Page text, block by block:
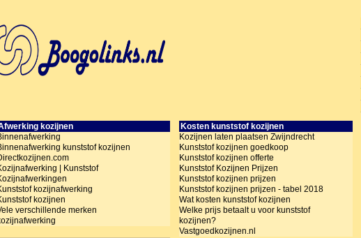
kozijnen
kunststof kozijnen
| Kunststof
kozijnafwerking
kozijnen
verschillende merken
Kosten kunststof kozijnen
Kozijnen laten plaatsen Zwijndrecht
Kunststof kozijnen goedkoop
Kunststof kozijnen offerte
Kunststof Kozijnen Prijzen
Kunststof kozijnen prijzen
Kunststof kozijnen prijzen - tabel 2018
Wat kosten kunststof kozijnen
Welke prijs betaalt u voor kunststof
kozijnen?
Vastgoedkozijnen.nl